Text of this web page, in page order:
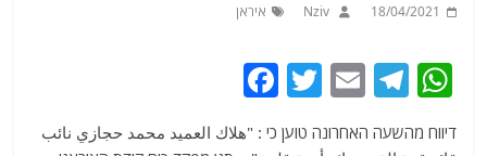
18/04/2021
Nziv איראן
W
T
E
T
a
דיווח מהשעה האחרונה טוען כי : "هلاك العميد محمد حجازي نائب